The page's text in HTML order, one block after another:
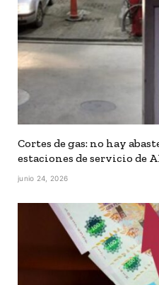
Cortes de gas: no hay
estaciones de servicio de
junio 24, 2026